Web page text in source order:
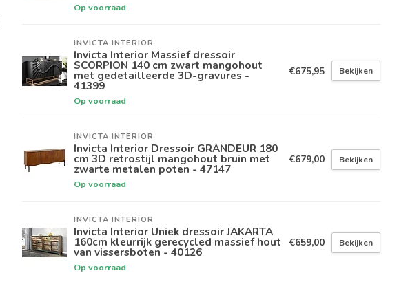
Op voorraad
INVICTA INTERIOR
Invicta Interior Massief dressoir
SCORPION 140 cm zwart mangohout
met gedetailleerde 3D-gravures -
41399
Op voorraad
€675,95 Bekijken
INVICTA INTERIOR
Invicta Interior Dressoir GRANDEUR 180
cm 3D retrostijl mangohout bruin met
zwarte metalen poten - 47147
Op voorraad
€679,00 Bekijken
INVICTA INTERIOR
Invicta Interior Uniek dressoir JAKARTA
160cm kleurrijk gerecycled massief hout
van vissersboten - 40126
Op voorraad
€659,00 Bekijken